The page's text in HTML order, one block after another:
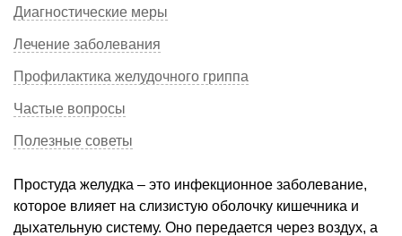
Диагностические меры
Лечение заболевания
Профилактика желудочного гриппа
Частые вопросы
Полезные советы
Простуда желудка – это инфекционное заболевание,
которое влияет на слизистую оболочку кишечника и
дыхательную систему. Оно передается через воздух, а